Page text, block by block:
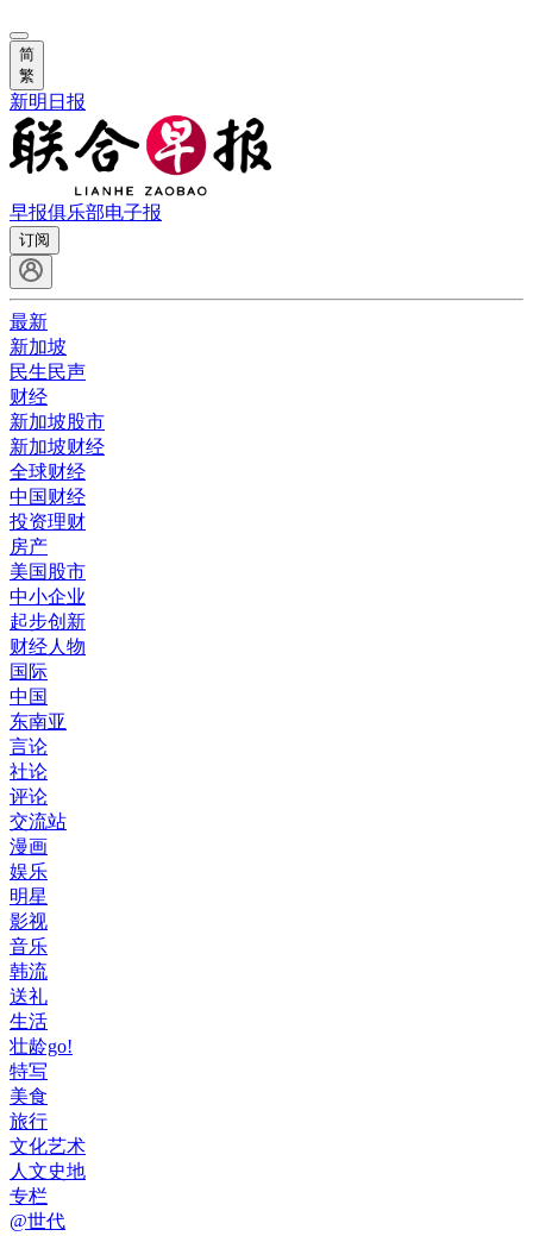
简
繁
新明日报
早报俱乐部电子报
订阅
最新
新加坡
民生民声
财经
新加坡股市
新加坡财经
全球财经
中国财经
投资理财
房产
美国股市
中小企业
起步创新
财经人物
国际
中国
东南亚
言论
社论
评论
交流站
漫画
娱乐
明星
影视
音乐
韩流
送礼
生活
壮龄go!
特写
美食
旅行
文化艺术
人文史地
专栏
@世代